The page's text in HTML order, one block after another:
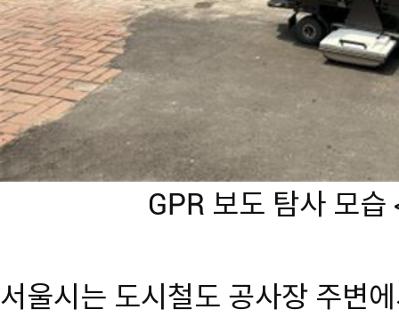
GPR 보도 탐사 모습
서울시는 도시철도 공사장 주변